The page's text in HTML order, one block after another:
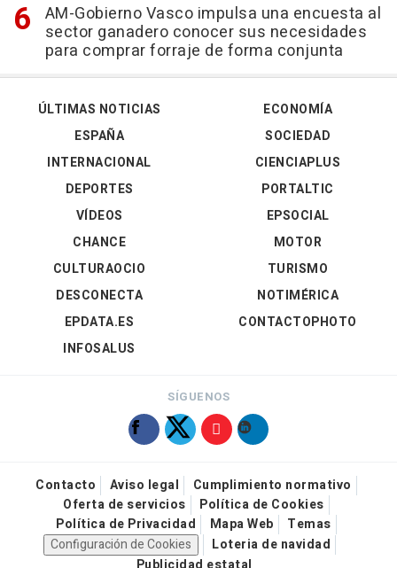
AM-Gobierno Vasco impulsa una encuesta al
sector ganadero conocer sus necesidades
para comprar forraje de forma conjunta
ÚLTIMAS NOTICIAS
ESPAÑA
INTERNACIONAL
DEPORTES
VÍDEOS
ECONOMÍA
SOCIEDAD
CIENCIAPLUS
PORTALTIC
EPSOCIAL
CHANCE
CULTURAOCIO
DESCONECTA
EPDATA.ES
INFOSALUS
MOTOR
TURISMO
NOTIMÉRICA
CONTACTOPHOTO
SÍGUENOS
Contacto Aviso legal
Cumplimiento normativo
Oferta de servicios
Política de Cookies
Política de Privacidad
Mapa Web
Temas
Configuración de Cookies
Loteria de navidad